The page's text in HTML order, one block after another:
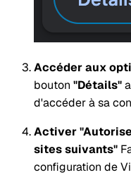
Accéder aux
bouton "Détails"
d'accéder à sa
Activer
sites suivants"
configuration de